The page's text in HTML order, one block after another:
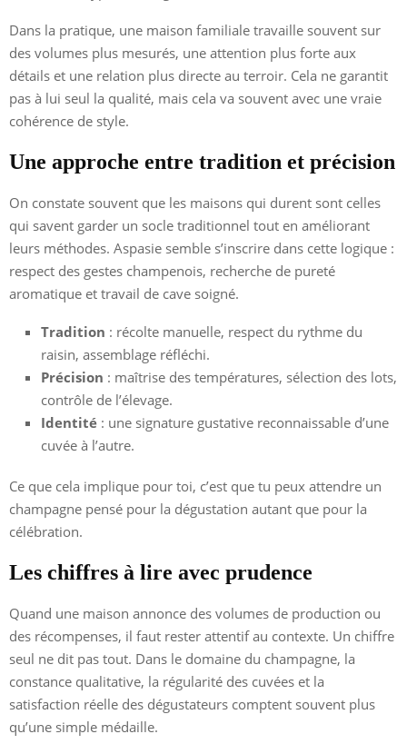
Dans la pratique, une maison familiale travaille souvent sur
des volumes plus mesurés, une attention plus forte aux
détails et une relation plus directe au terroir. Cela ne garantit
pas à lui seul la qualité, mais cela va souvent avec une vraie
cohérence de style.
Une approche entre tradition et précision
On constate souvent que les maisons qui durent sont celles
qui savent garder un socle traditionnel tout en améliorant
leurs méthodes. Aspasie semble s’inscrire dans cette logique :
respect des gestes champenois, recherche de pureté
aromatique et travail de cave soigné.
Tradition : récolte manuelle, respect du rythme du
raisin, assemblage réfléchi.
Précision : maîtrise des températures, sélection des lots,
contrôle de l’élevage.
Identité : une signature gustative reconnaissable d’une
cuvée à l’autre.
Ce que cela implique pour toi, c’est que tu peux attendre un
champagne pensé pour la dégustation autant que pour la
célébration.
Les chiffres à lire avec prudence
Quand une maison annonce des volumes de production ou
des récompenses, il faut rester attentif au contexte. Un chiffre
seul ne dit pas tout. Dans le domaine du champagne, la
constance qualitative, la régularité des cuvées et la
satisfaction réelle des dégustateurs comptent souvent plus
qu’une simple médaille.